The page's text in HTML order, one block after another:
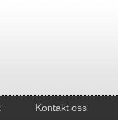
Kontakt oss